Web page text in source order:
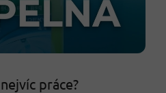
práce?